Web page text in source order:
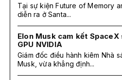
Tại sự kiện Future of Memory
diễn ra ở Santa...
Elon Musk cam kết
GPU NVIDIA
Giám đốc điều hành kiêm Nhà
Musk, vừa khẳng định...